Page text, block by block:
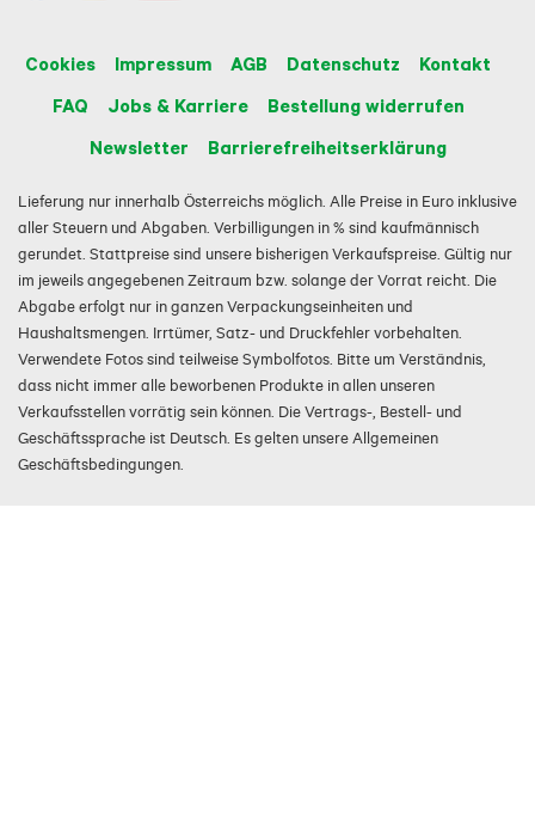
Cookies Impressum AGB Datenschutz
Kontakt
FAQ
Jobs & Karriere
Bestellung widerrufen
Newsletter
Barrierefreiheitserklärung
Lieferung nur innerhalb Österreichs möglich. Alle Preise in Euro inklusive
aller Steuern und Abgaben. Verbilligungen in % sind kaufmännisch
gerundet. Stattpreise sind unsere bisherigen Verkaufspreise. Gültig nur
im jeweils angegebenen Zeitraum bzw. solange der Vorrat reicht. Die
Abgabe erfolgt nur in ganzen Verpackungseinheiten und
Haushaltsmengen. Irrtümer, Satz- und Druckfehler vorbehalten.
Verwendete Fotos sind teilweise Symbolfotos. Bitte um Verständnis,
dass nicht immer alle beworbenen Produkte in allen unseren
Verkaufsstellen vorrätig sein können. Die Vertrags-, Bestell- und
Geschäftssprache ist Deutsch. Es gelten unsere Allgemeinen
Geschäftsbedingungen.